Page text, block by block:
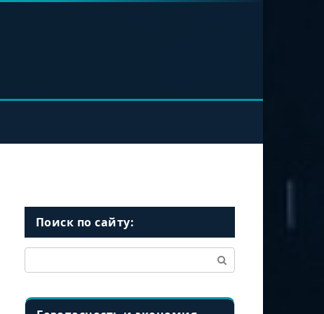
Поиск по сайту: